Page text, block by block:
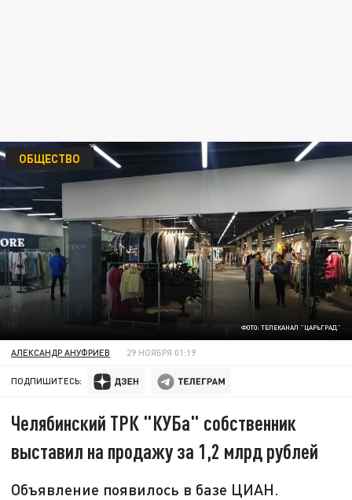
ФОТО: ТЕЛЕКАНАЛ "ЦАРЬГРАД"
ОБЩЕСТВО
АЛЕКСАНДР АНУФРИЕВ 29 НОЯБРЯ 01:19
ПОДПИШИТЕСЬ:
Челябинский ТРК "КУБа" собственник
выставил на продажу за 1,2 млрд рублей
Объявление появилось в базе ЦИАН.